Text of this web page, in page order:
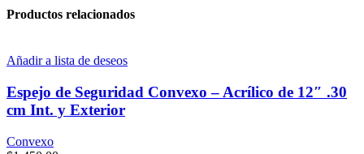
Productos relacionados
Añadir a lista de deseos
Espejo de Seguridad Convexo – Acrílico de 12″ .30
cm Int. y Exterior
Convexo